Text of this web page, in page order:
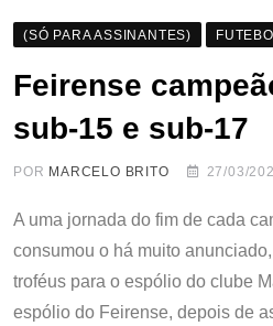
(SÓ PARA ASSINANTES)
Feirense
sub-15 e sub-17
POR MARCELO BRITO 27/03/
A uma jornada do fim de cada
consumou o há muito
troféus para o espólio do clube
espólio do Feirense, depois de